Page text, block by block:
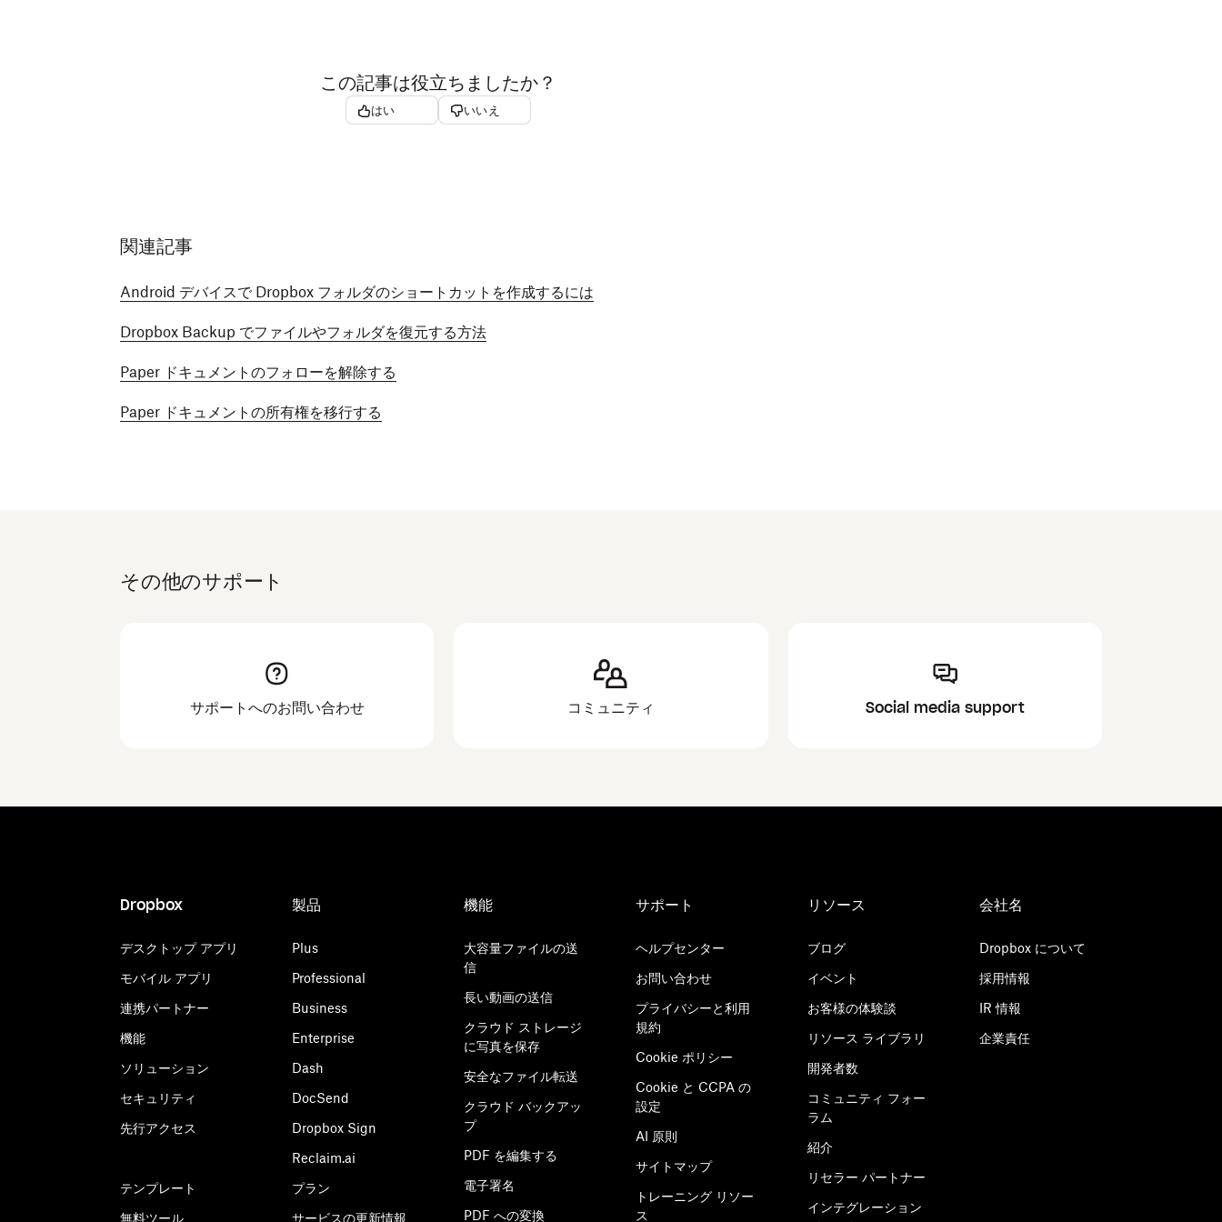
この記事は役立ちましたか？
はい いいえ
関連記事
Android デバイスで Dropbox フォルダのショートカットを作成するには
Dropbox Backup でファイルやフォルダを復元する方法
Paper ドキュメントのフォローを解除する
Paper ドキュメントの所有権を移行する
その他のサポート
サポートへのお問い合わせ コミュニティ Social media support
Dropbox
デスクトップ アプリ
モバイル アプリ
連携パートナー
機能
ソリューション
セキュリティ
先行アクセス
テンプレート
無料ツール
製品
Plus
Professional
Business
Enterprise
Dash
DocSend
Dropbox Sign
Reclaim.ai
プラン
サービスの更新情報
機能
大容量ファイルの送
信
長い動画の送信
クラウド ストレージ
に写真を保存
安全なファイル転送
クラウド バックアッ
プ
PDF を編集する
電子署名
PDF への変換
サポート
ヘルプセンター
お問い合わせ
プライバシーと利用
規約
Cookie ポリシー
Cookie と CCPA の
設定
AI 原則
サイトマップ
トレーニング リソー
ス
リソース
ブログ
イベント
お客様の体験談
リソース ライブラリ
開発者数
コミュニティ フォー
ラム
紹介
リセラー パートナー
インテグレーション
会社名
Dropbox について
採用情報
IR 情報
企業責任